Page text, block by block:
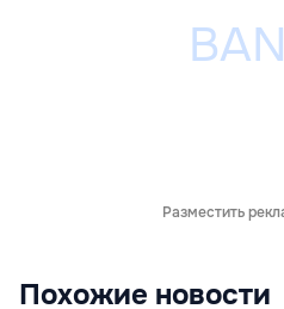
Разместить
Похожие новости